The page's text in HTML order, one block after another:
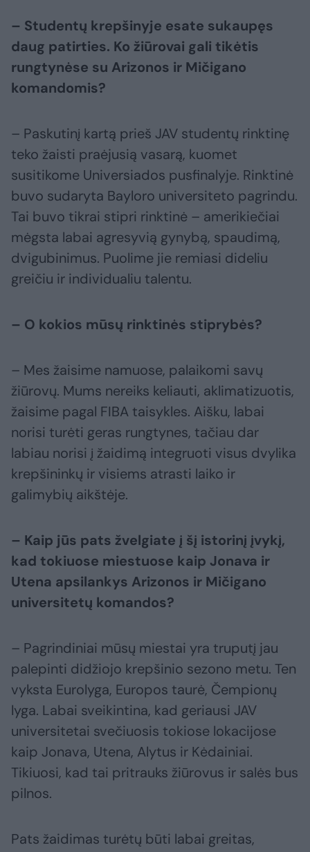
– Studentų krepšinyje esate sukaupęs
daug patirties. Ko žiūrovai gali tikėtis
rungtynėse su Arizonos ir Mičigano
komandomis?
– Paskutinį kartą prieš JAV studentų rinktinę
teko žaisti praėjusią vasarą, kuomet
susitikome Universiados pusfinalyje. Rinktinė
buvo sudaryta Bayloro universiteto pagrindu.
Tai buvo tikrai stipri rinktinė – amerikiečiai
mėgsta labai agresyvią gynybą, spaudimą,
dvigubinimus. Puolime jie remiasi dideliu
greičiu ir individualiu talentu.
– O kokios mūsų rinktinės stiprybės?
– Mes žaisime namuose, palaikomi savų
žiūrovų. Mums nereiks keliauti, aklimatizuotis,
žaisime pagal FIBA taisykles. Aišku, labai
norisi turėti geras rungtynes, tačiau dar
labiau norisi į žaidimą integruoti visus dvylika
krepšininkų ir visiems atrasti laiko ir
galimybių aikštėje.
– Kaip jūs pats žvelgiate į šį istorinį įvykį,
kad tokiuose miestuose kaip Jonava ir
Utena apsilankys Arizonos ir Mičigano
universitetų komandos?
– Pagrindiniai mūsų miestai yra truputį jau
palepinti didžiojo krepšinio sezono metu. Ten
vyksta Eurolyga, Europos taurė, Čempionų
lyga. Labai sveikintina, kad geriausi JAV
universitetai svečiuosis tokiose lokacijose
kaip Jonava, Utena, Alytus ir Kėdainiai.
Tikiuosi, kad tai pritrauks žiūrovus ir salės bus
pilnos.
Pats žaidimas turėtų būti labai greitas,